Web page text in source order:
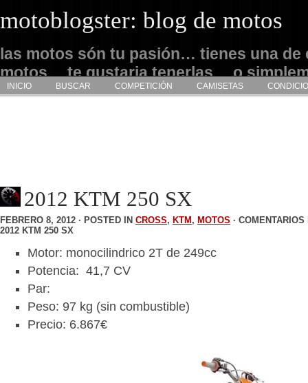
motoblogster: blog de motos
las motos són tu pasión… tienes una de
motos… te gustaria tenerlas… o
admirarlas… este es tu sitio
INICIO BUSCAR COMPETICIÓN CAMISETAS
2012 KTM 250 SX
FEBRERO 8, 2012 · POSTED IN CROSS, KTM , MOTOS ·
2012 KTM 250 SX
Motor: monocilindrico 2T de 249cc
Potencia: 41,7 CV
Par:
Peso: 97 kg (sin combustible)
Precio: 6.867€